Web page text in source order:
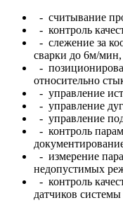
- считывание
- контроль
- слежение за
сварки до 6м/мин,
-
относительно
- управление
- управление
- управление
- контроль
- измерение
недопустимых
- контроль
датчиков